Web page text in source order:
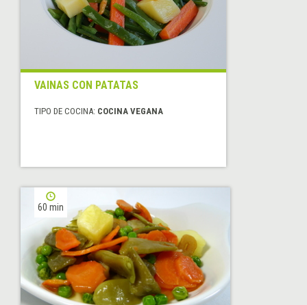
VAINAS CON PATATAS
TIPO DE COCINA: COCINA VEGANA
60 min